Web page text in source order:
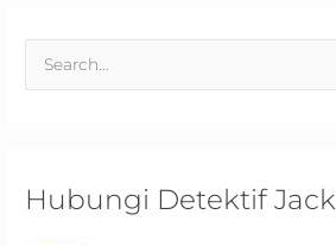
hHubungi Detektif Jack